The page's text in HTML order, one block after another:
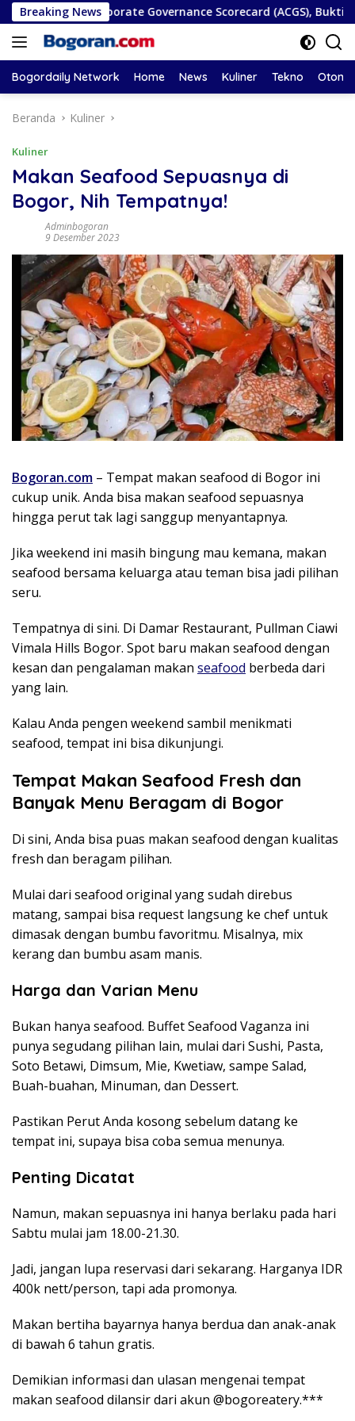
Langsung
ke
konten
Breaking News
ASEAN Corporate Governance Scorecard (ACGS), Bukti
Bogordaily Network Home News Kuliner Tekno
Beranda Kuliner
Kuliner
Makan Seafood Sepuasnya di
Bogor, Nih Tempatnya!
Adminbogoran
9 Desember 2023
Bogoran.com – Tempat makan seafood di Bogor ini
cukup unik. Anda bisa makan seafood sepuasnya
hingga perut tak lagi sanggup menyantapnya.
Jika weekend ini masih bingung mau kemana, makan
seafood bersama keluarga atau teman bisa jadi pilihan
seru.
Tempatnya di sini. Di Damar Restaurant, Pullman Ciawi
Vimala Hills Bogor. Spot baru makan seafood dengan
kesan dan pengalaman makan seafood berbeda dari
yang lain.
Kalau Anda pengen weekend sambil menikmati
seafood, tempat ini bisa dikunjungi.
Tempat Makan Seafood Fresh dan
Banyak Menu Beragam di Bogor
Di sini, Anda bisa puas makan seafood dengan kualitas
fresh dan beragam pilihan.
Mulai dari seafood original yang sudah direbus
matang, sampai bisa request langsung ke chef untuk
dimasak dengan bumbu favoritmu. Misalnya, mix
kerang dan bumbu asam manis.
Harga dan Varian Menu
Bukan hanya seafood. Buffet Seafood Vaganza ini
punya segudang pilihan lain, mulai dari Sushi, Pasta,
Soto Betawi, Dimsum, Mie, Kwetiaw, sampe Salad,
Buah-buahan, Minuman, dan Dessert.
Pastikan Perut Anda kosong sebelum datang ke
tempat ini, supaya bisa coba semua menunya.
Penting Dicatat
Namun, makan sepuasnya ini hanya berlaku pada hari
Sabtu mulai jam 18.00-21.30.
Jadi, jangan lupa reservasi dari sekarang. Harganya IDR
400k nett/person, tapi ada promonya.
Makan bertiha bayarnya hanya berdua dan anak-anak
di bawah 6 tahun gratis.
Demikian informasi dan ulasan mengenai tempat
makan seafood dilansir dari akun @bogoreatery.***